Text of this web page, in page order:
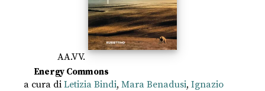
AA.VV.
Energy Commons
a cura di Letizia Bindi, Mara Benadusi, Ignazio